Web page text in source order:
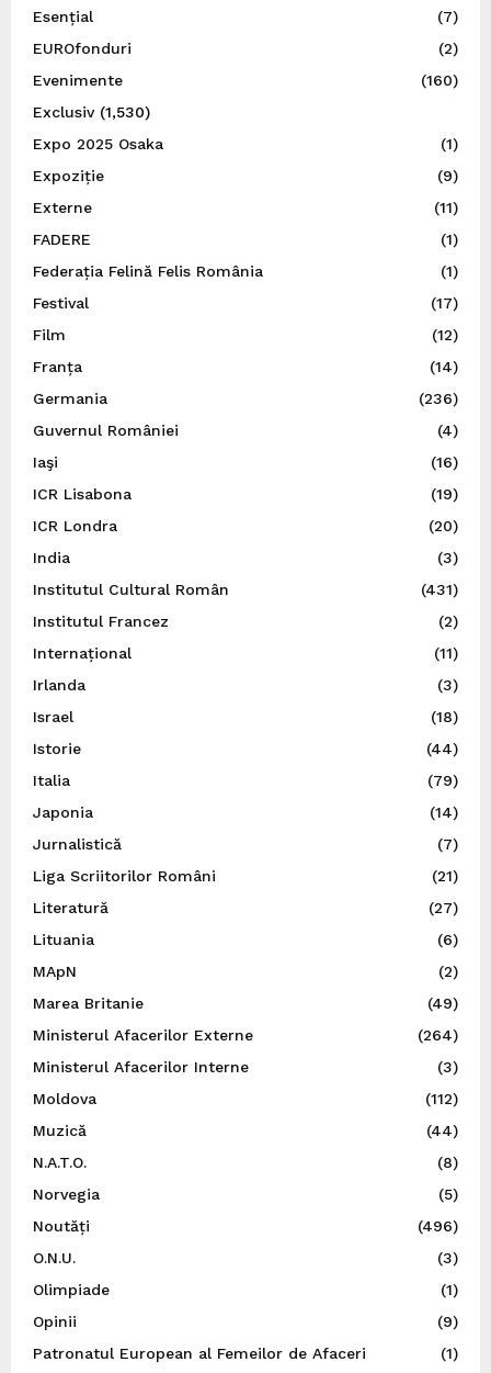
Esențial
(7)
EUROfonduri
(2)
Evenimente
(160)
Exclusiv(1,530)
Expo 2025 Osaka
(1)
Expoziție
(9)
Externe
(11)
FADERE
(1)
Federația Felină Felis România
(1)
Festival
(17)
Film
(12)
Franța
(14)
Germania
(236)
Guvernul României
(4)
Iaşi
(16)
ICR Lisabona
(19)
ICR Londra
(20)
India
(3)
Institutul Cultural Român
(431)
Institutul Francez
(2)
Internațional
(11)
Irlanda
(3)
Israel
(18)
Istorie
(44)
Italia
(79)
Japonia
(14)
Jurnalistică
(7)
Liga Scriitorilor Români
(21)
Literatură
(27)
Lituania
(6)
MApN
(2)
Marea Britanie
(49)
Ministerul Afacerilor Externe
(264)
Ministerul Afacerilor Interne
(3)
Moldova
(112)
Muzică
(44)
N.A.T.O.
(8)
Norvegia
(5)
Noutăți
(496)
O.N.U.
(3)
Olimpiade
(1)
Opinii
(9)
Patronatul European al Femeilor de Afaceri
(1)